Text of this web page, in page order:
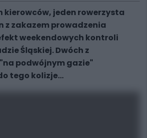
kierowców, jeden rowerzysta
z zakazem prowadzenia
weekendowych kontroli
Śląskiej. Dwóch z
podwójnym gazie"
tego kolizje...